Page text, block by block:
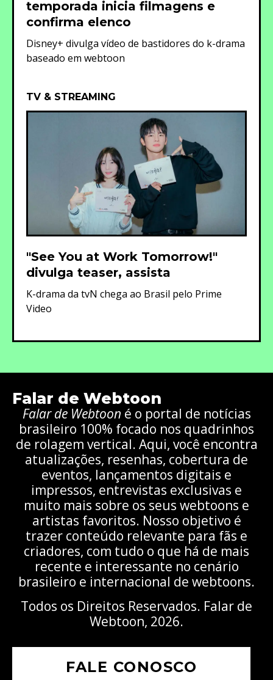
temporada inicia filmagens e
confirma elenco
Disney+ divulga vídeo de bastidores do k-drama
baseado em webtoon
TV & STREAMING
"See You at Work Tomorrow!"
divulga teaser, assista
K-drama da tvN chega ao Brasil pelo Prime
Video
Falar de Webtoon
Falar de Webtoon é o portal de notícias
brasileiro 100% focado nos quadrinhos
de rolagem vertical. Aqui, você encontra
atualizações, resenhas, cobertura de
eventos, lançamentos digitais e
impressos, entrevistas exclusivas e
muito mais sobre os seus webtoons e
artistas favoritos. Nosso objetivo é
trazer conteúdo relevante para fãs e
criadores, com tudo o que há de mais
recente e interessante no cenário
brasileiro e internacional de webtoons.
Todos os Direitos Reservados. Falar de
Webtoon, 2026.
FALE CONOSCO